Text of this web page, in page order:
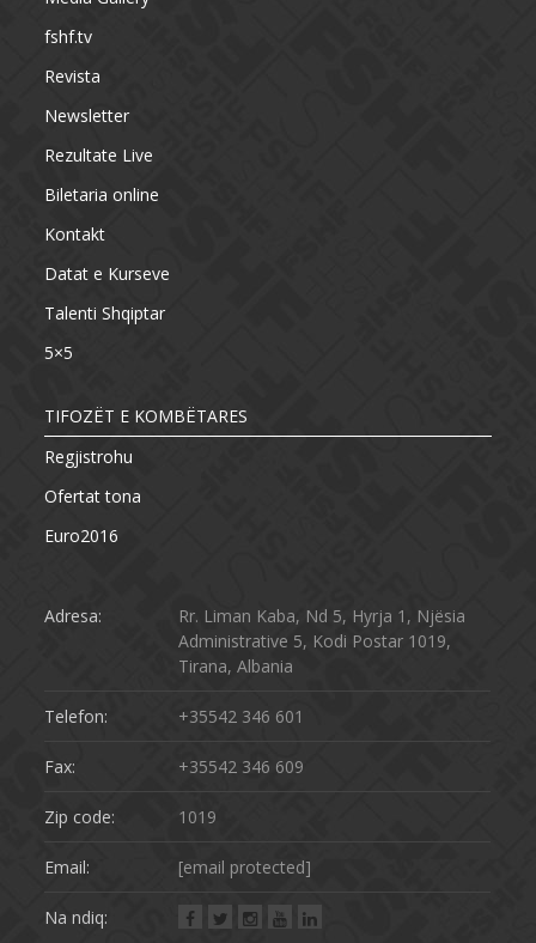
fshf.tv
Revista
Newsletter
Rezultate Live
Biletaria online
Kontakt
Datat e Kurseve
Talenti Shqiptar
5×5
TIFOZËT E KOMBËTARES
Regjistrohu
Ofertat tona
Euro2016
Adresa:
Rr. Liman Kaba, Nd 5, Hyrja 1, Njësia
Administrative 5, Kodi Postar 1019,
Tirana, Albania
Telefon: +35542 346 601
Fax: +35542 346 609
Zip code: 1019
Email: [email protected]
Na ndiq: